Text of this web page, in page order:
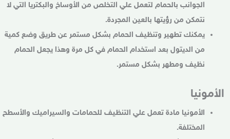
الجوانب بالحمام لتعمل علي التخلص من الأوساخ والبكتريا التي لا
نتمكن من رؤيتها بالعين المجردة.
يمكنك تطهير وتنظيف الحمام بشكل مستمر عن طريق وضع كمية
من الديتول بعد استخدام الحمام في كل مرة وهذا يجعل الحمام
نظيف ومطهر بشكل مستمر.
الأمونيا
الأمونيا مادة تعمل علي التنظيف للحمامات والسيراميك والأسطح
المختلفة.